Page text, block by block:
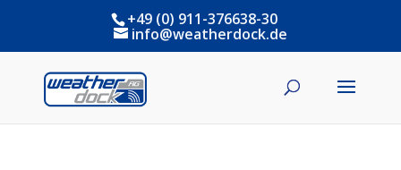
+49 (0) 911-376638-30
info@weatherdock.de